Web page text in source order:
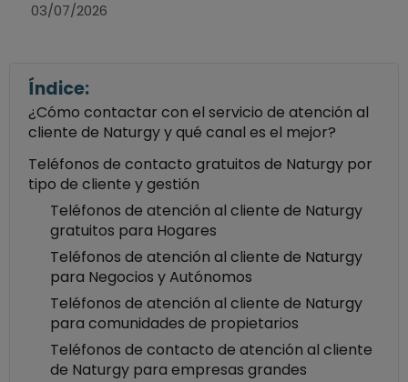
03/07/2026
Índice:
¿Cómo contactar con el servicio de atención al
cliente de Naturgy y qué canal es el mejor?
Teléfonos de contacto gratuitos de Naturgy por
tipo de cliente y gestión
Teléfonos de atención al cliente de Naturgy
gratuitos para Hogares
Teléfonos de atención al cliente de Naturgy
para Negocios y Autónomos
Teléfonos de atención al cliente de Naturgy
para comunidades de propietarios
Teléfonos de contacto de atención al cliente
de Naturgy para empresas grandes